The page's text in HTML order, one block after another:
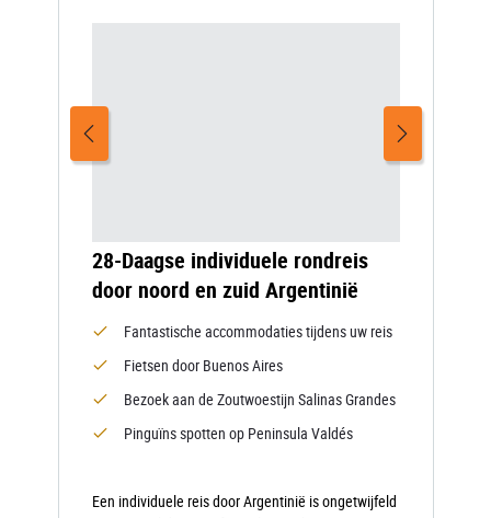
28-Daagse individuele rondreis
door noord en zuid Argentinië
Fantastische accommodaties tijdens uw reis
Fietsen door Buenos Aires
Bezoek aan de Zoutwoestijn Salinas Grandes
Pinguïns spotten op Peninsula Valdés
Een individuele reis door Argentinië is ongetwijfeld